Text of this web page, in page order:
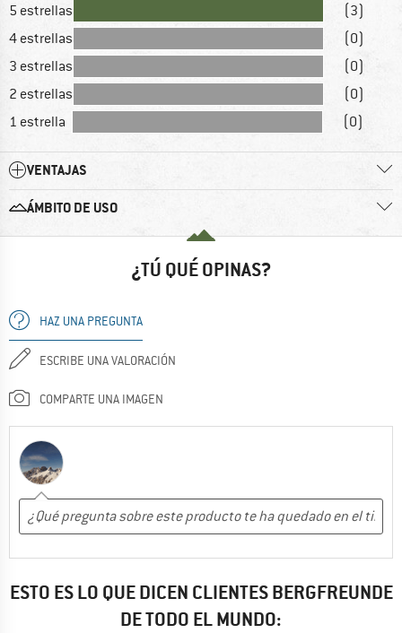
5 estrellas
(3)
4 estrellas
(0)
3 estrellas
(0)
2 estrellas
(0)
1 estrella
(0)
VENTAJAS
ÁMBITO DE USO
¿TÚ QUÉ OPINAS?
HAZ UNA PREGUNTA
ESCRIBE UNA VALORACIÓN
COMPARTE UNA IMAGEN
ESTO ES LO QUE DICEN CLIENTES BERGFREUNDE
DE TODO EL MUNDO: